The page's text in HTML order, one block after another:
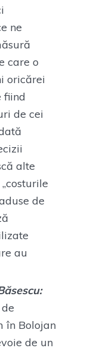
ne
care o
oricărei
fiind
de cei
alte
de
au
în Bolojan
de un